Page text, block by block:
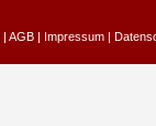
| AGB | Impressum |